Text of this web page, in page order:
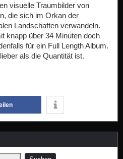
visuelle Traumbilder von
die sich im Orkan der
Landschaften verwandeln.
knapp über 34 Minuten doch
für ein Full Length Album.
als die Quantität ist.